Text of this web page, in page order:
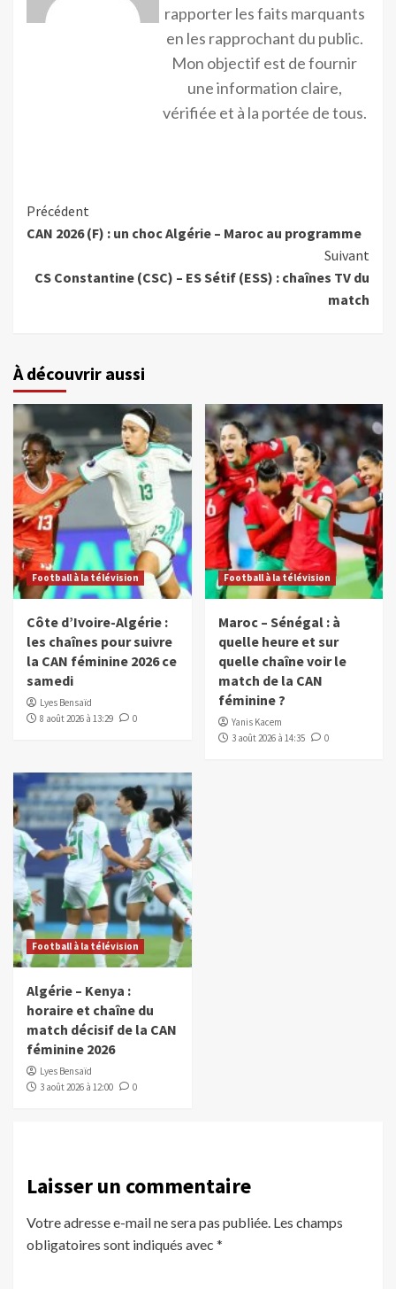
rapporter les faits marquants
en les rapprochant du public.
Mon objectif est de fournir
une information claire,
vérifiée et à la portée de tous.
Précédent
CAN 2026 (F) : un choc Algérie – Maroc au programme
Suivant
CS Constantine (CSC) – ES Sétif (ESS) : chaînes TV du
match
À découvrir aussi
Football à la télévision
Côte d’Ivoire-Algérie :
les chaînes pour suivre
la CAN féminine 2026 ce
samedi
Lyes Bensaïd
8 août 2026 à 13:29
0
Football à la télévision
Maroc – Sénégal : à
quelle heure et sur
quelle chaîne voir le
match de la CAN
féminine ?
Yanis Kacem
3 août 2026 à 14:35
0
Football à la télévision
Algérie – Kenya :
horaire et chaîne du
match décisif de la CAN
féminine 2026
Lyes Bensaïd
3 août 2026 à 12:00
0
Laisser un commentaire
Votre adresse e-mail ne sera pas publiée. Les champs
obligatoires sont indiqués avec *